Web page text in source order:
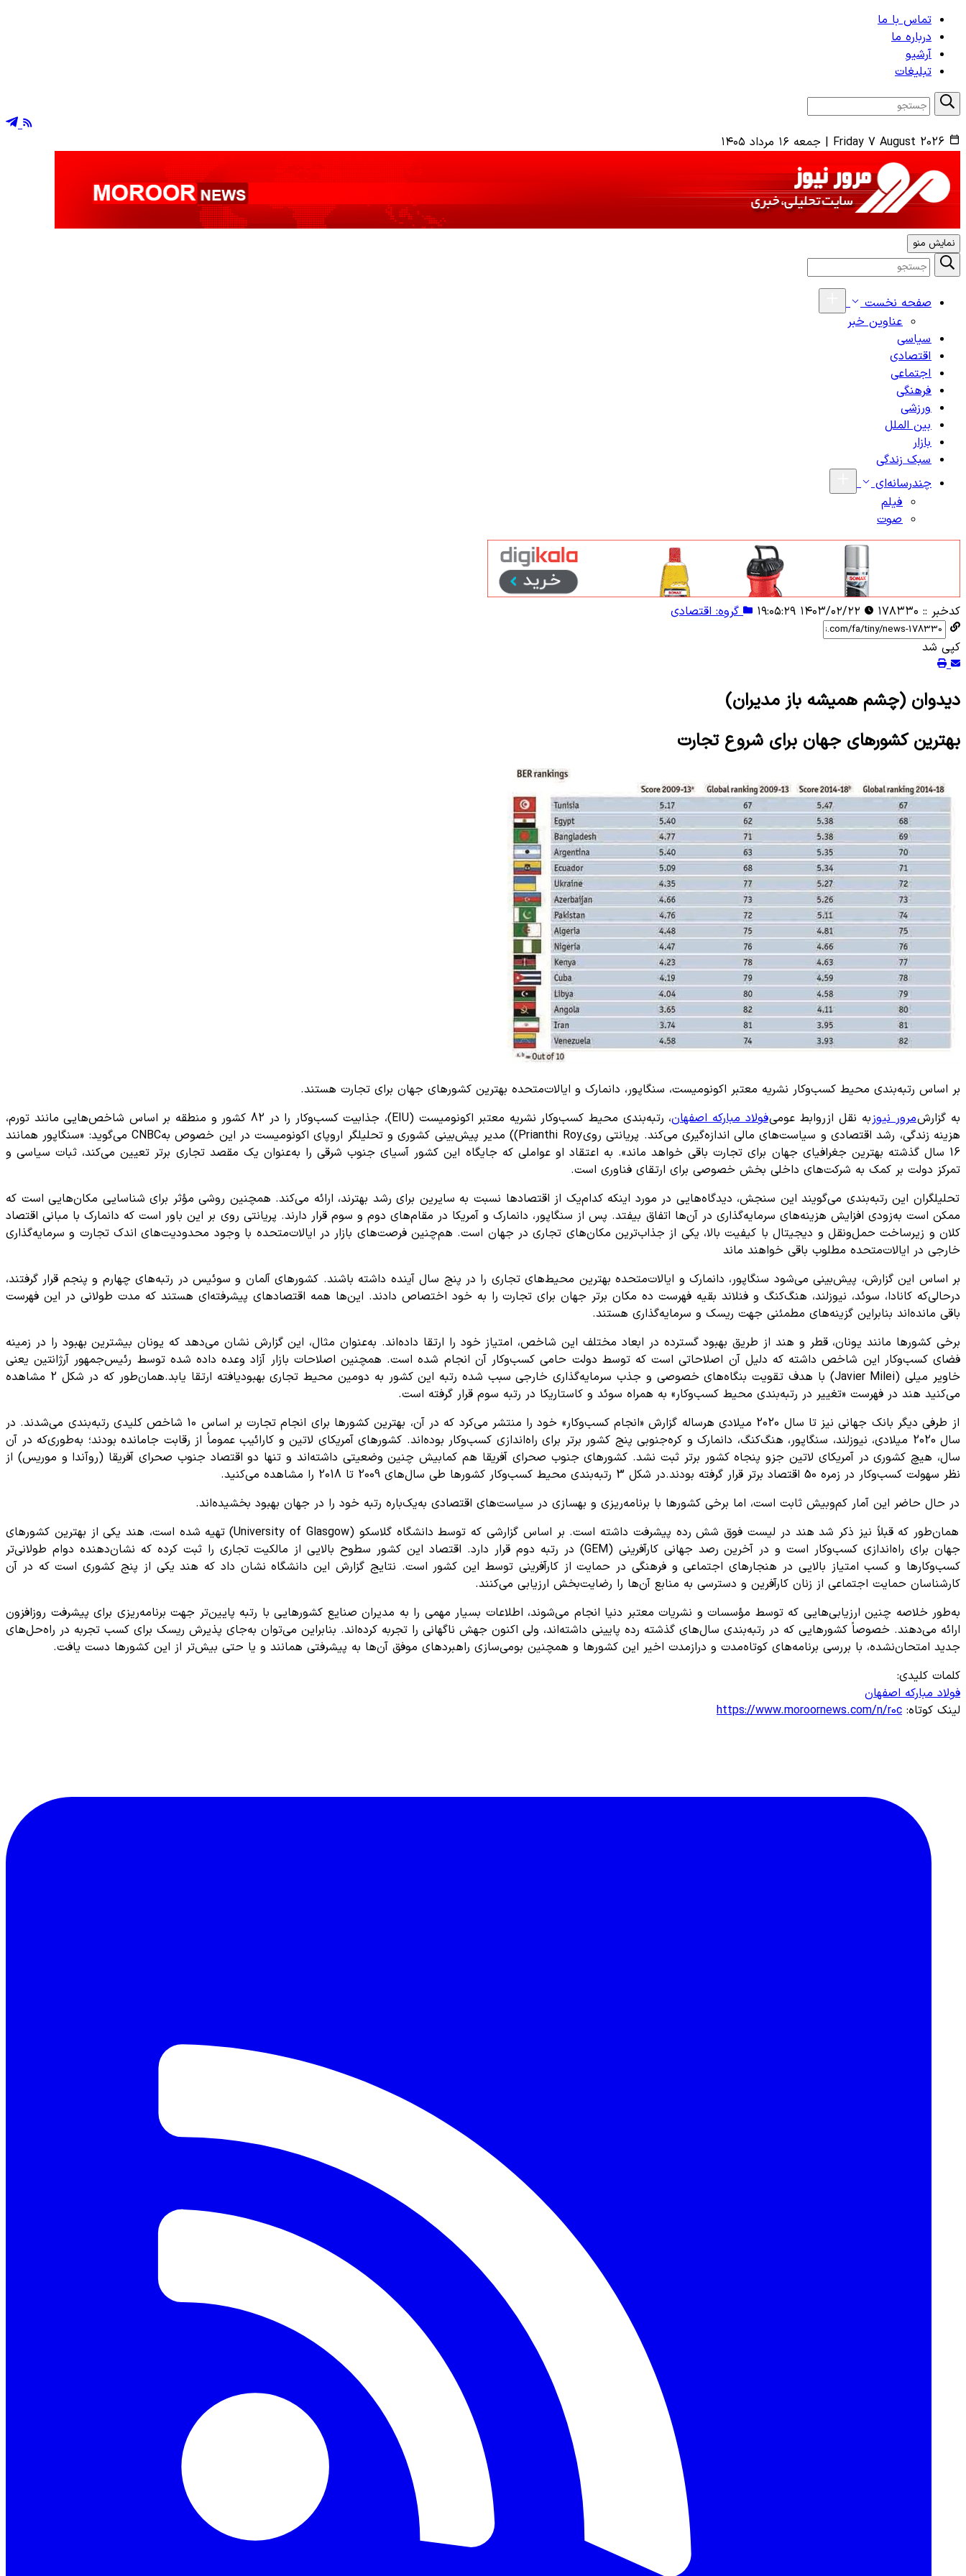
تماس با ما
درباره ما
آرشیو
تبلیغات
Friday 7 August 2026
| جمعه ۱۶ مرداد ۱۴۰۵
نمایش منو
صفحه نخست
عناوین خبر
سیاسی
اقتصادی
اجتماعی
فرهنگی
ورزشی
بین الملل
بازار
سبک زندگی
چندرسانه‌ای
فیلم
صوت
کدخبر :: ۱۷۸۳۳۰ گروه: اقتصادی
کپی شد
دیدوان (چشم همیشه باز مدیران)
بهترین کشورهای جهان برای شروع تجارت
بر اساس رتبه‌بندی محیط کسب‌وکار نشریه معتبر اکونومیست، سنگاپور، دانمارک و ایالات‌متحده بهترین کشورهای جهان برای تجارت هستند.
به گزارشمرور نیوزبه نقل از روابط عومیفولاد مبارکه اصفهان
، رتبه‌بندی محیط کسب‌وکار نشریه معتبر اکونومیست (EIU)، جذابیت کسب‌وکار را در 82 کشور و منطقه بر اساس شاخص‌هایی مانند تورم،
هزینه زندگی، رشد اقتصادی و سیاست‌های مالی اندازه‌گیری می‌کند. پریانتی روی Prianthi Roy)) مدیر پیش‌بینی کشوری و تحلیلگر اروپای اکونومیست در این خصوص بهCNBC می‌گوید: «سنگاپور همانند
16 سال گذشته بهترین جغرافیای جهان برای تجارت باقی خواهد ماند». به اعتقاد او عواملی که جایگاه این کشور آسیای جنوب شرقی را به‌عنوان یک مقصد تجاری برتر تعیین می‌کند، ثبات سیاسی و
تمرکز دولت بر کمک به شرکت‌های داخلی بخش خصوصی برای ارتقای فناوری است.
تحلیلگران این رتبه‌بندی می‌گویند این سنجش، دیدگاه‌هایی در مورد اینکه کدام‌یک از اقتصادها نسبت به سایرین برای رشد بهترند، ارائه می‌کند. همچنین روشی مؤثر برای شناسایی مکان‌هایی است که
ممکن است به‌زودی افزایش هزینه‌های سرمایه‌گذاری در آن‌ها اتفاق بیفتد. پس از سنگاپور، دانمارک و آمریکا در مقام‌های دوم و سوم قرار دارند. پریانتی روی بر این باور است که دانمارک با مبانی اقتصاد
کلان و زیرساخت حمل‌ونقل و دیجیتال با کیفیت بالا، یکی از جذاب‌ترین مکان‌های تجاری در جهان است. هم‌چنین فرصت‌های بازار در ایالات‌متحده با وجود محدودیت‌های اندک تجارت و سرمایه‌گذاری
خارجی در ایالات‌متحده مطلوب باقی خواهند ماند
بر اساس این گزارش، پیش‌بینی می‌شود سنگاپور، دانمارک و ایالات‌متحده بهترین محیط‌های تجاری را در پنج سال آینده داشته باشند. کشورهای آلمان و سوئیس در رتبه‌های چهارم و پنجم قرار گرفتند،
درحالی‌که کانادا، سوئد، نیوزلند، هنگ‌کنگ و فنلاند بقیه فهرست ده مکان برتر جهان برای تجارت را به خود اختصاص دادند. این‌ها همه اقتصادهای پیشرفته‌ای هستند که مدت طولانی در این فهرست
باقی مانده‌اند بنابراین گزینه‌های مطمئنی جهت ریسک و سرمایه‌گذاری هستند.
برخی کشورها مانند یونان، قطر و هند از طریق بهبود گسترده در ابعاد مختلف این شاخص، امتیاز خود را ارتقا داده‌اند. به‌عنوان مثال، این گزارش نشان می‌دهد که یونان بیشترین بهبود را در زمینه
فضای کسب‌وکار این شاخص داشته که دلیل آن اصلاحاتی است که توسط دولت حامی کسب‌وکار آن انجام شده است. همچنین اصلاحات بازار آزاد وعده داده شده توسط رئیس‌جمهور آرژانتین یعنی
خاویر میلی (Javier Milei) با هدف تقویت بنگاه‌های خصوصی و جذب سرمایه‌گذاری خارجی سبب شده رتبه این کشور به دومین محیط تجاری بهبودیافته ارتقا یابد.همان‌طور که در شکل 2 مشاهده
می‌کنید هند در فهرست «تغییر در رتبه‌بندی محیط کسب‌وکار» به همراه سوئد و کاستاریکا در رتبه سوم قرار گرفته است.
از طرفی دیگر بانک جهانی نیز تا سال 2020 میلادی هرساله گزارش «انجام کسب‌وکار» خود را منتشر می‌کرد که در آن، بهترین کشورها برای انجام تجارت بر اساس 10 شاخص کلیدی رتبه‌بندی می‌شدند. در
سال 2020 میلادی، نیوزلند، سنگاپور، هنگ‌کنگ، دانمارک و کره‌جنوبی پنج کشور برتر برای راه‌اندازی کسب‌وکار بوده‌اند. کشورهای آمریکای لاتین و کارائیب عموماً از رقابت جامانده بودند؛ به‌طوری‌که در آن
سال، هیچ کشوری در آمریکای لاتین جزو پنجاه کشور برتر ثبت نشد. کشورهای جنوب صحرای آفریقا هم کمابیش چنین وضعیتی داشته‌اند و تنها دو اقتصاد جنوب صحرای آفریقا (روآندا و موریس) از
نظر سهولت کسب‌وکار در زمره 50 اقتصاد برتر قرار گرفته بودند.در شکل 3 رتبه‌بندی محیط کسب‌وکار کشورها طی سال‌های 2009 تا 2018 را مشاهده می‌کنید.
در حال حاضر این آمار کم‌وبیش ثابت است، اما برخی کشورها با برنامه‌ریزی و بهسازی در سیاست‌های اقتصادی به‌یک‌باره رتبه خود را در جهان بهبود بخشیده‌اند.
همان‌طور که قبلاً نیز ذکر شد هند در لیست فوق شش رده پیشرفت داشته است. بر اساس گزارشی که توسط دانشگاه گلاسکو (University of Glasgow) تهیه شده است، هند یکی از بهترین کشورهای
جهان برای راه‌اندازی کسب‌وکار است و در آخرین رصد جهانی کارآفرینی (GEM) در رتبه دوم قرار دارد. اقتصاد این کشور سطوح بالایی از مالکیت تجاری را ثبت کرده که نشان‌دهنده دوام طولانی‌تر
کسب‌وکارها و کسب امتیاز بالایی در هنجارهای اجتماعی و فرهنگی در حمایت از کارآفرینی توسط این کشور است. نتایج گزارش این دانشگاه نشان داد که هند یکی از پنج کشوری است که در آن
کارشناسان حمایت اجتماعی از زنان کارآفرین و دسترسی به منابع آن‌ها را رضایت‌بخش ارزیابی می‌کنند.
به‌طور خلاصه چنین ارزیابی‌هایی که توسط مؤسسات و نشریات معتبر دنیا انجام می‌شوند، اطلاعات بسیار مهمی را به مدیران صنایع کشورهایی با رتبه پایین‌تر جهت برنامه‌ریزی برای پیشرفت روزافزون
ارائه می‌دهند. خصوصاً کشورهایی که در رتبه‌بندی سال‌های گذشته رده پایینی داشته‌اند، ولی اکنون جهش ناگهانی را تجربه کرده‌اند. بنابراین می‌توان به‌جای پذیرش ریسک برای کسب تجربه در راه‌حل‌های
جدید امتحان‌نشده، با بررسی برنامه‌های کوتاه‌مدت و درازمدت اخیر این کشورها و همچنین بومی‌سازی راهبردهای موفق آن‌ها به پیشرفتی همانند و یا حتی بیش‌تر از این کشورها دست یافت.
کلمات کلیدی:
فولاد مبارکه اصفهان
لینک کوتاه: https://www.moroornews.com/n/r0c